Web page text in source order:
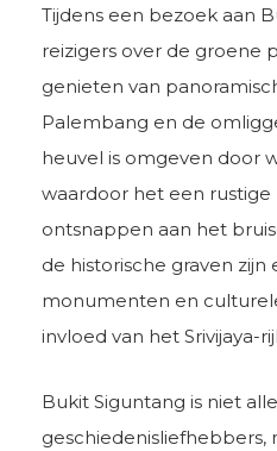
Tijdens een bezoek aan
reizigers over de groene
genieten van
Palembang en de
heuvel is omgeven door
waardoor het een rustige
ontsnappen aan het
de historische graven
monumenten en
invloed van het Srivijaya-
Bukit Siguntang is niet
geschiedenisliefhebbers,